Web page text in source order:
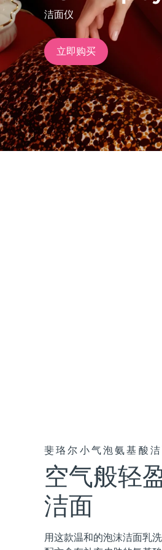
洁面仪
立即购买
斐珞尔小气泡氨基酸
空气般轻
洁面
用这款温和的泡沫洁面乳
issa™ Teeth Whitening Set
FAQ™ Dual LED Panel
热门产品
LUNA™ 4 Plus
Massage, LED
LUNA™ 4 Men
BEAR™ 2 go
Microcurrent
BEAR™ 2 eyes
补水保湿
UFO™ 3 套装
Deep facial hydration
UFO™ 3 LED
口
issa™ 4
Hybrid silicone
issa™ 4 plus
FAQ™ 抗老护理